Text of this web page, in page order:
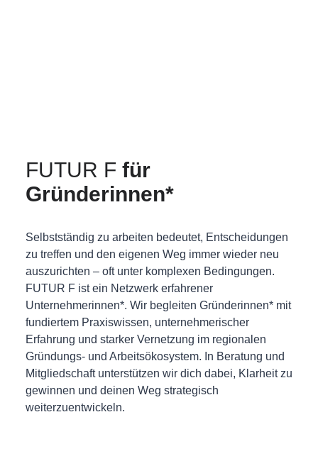
FUTUR Ffür
Gründerinnen*
Selbstständig zu arbeiten bedeutet, Entscheidungen
zu treffen und den eigenen Weg immer wieder neu
auszurichten – oft unter komplexen Bedingungen.
FUTUR F ist ein Netzwerk erfahrener
Unternehmerinnen*. Wir begleiten Gründerinnen* mit
fundiertem Praxiswissen, unternehmerischer
Erfahrung und starker Vernetzung im regionalen
Gründungs- und Arbeitsökosystem. In Beratung und
Mitgliedschaft unterstützen wir dich dabei, Klarheit zu
gewinnen und deinen Weg strategisch
weiterzuentwickeln.